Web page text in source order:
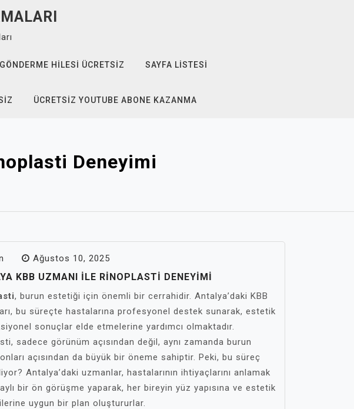
HILESI ÜCRETSIZ SAYFA LISTESI
ÜCRETSIZ YOUTUBE ABONE KAZANMA
Deneyimi
Ağustos 10, 2025
KBB UZMANI İLE RINOPLASTI DENEYIMI
, burun estetiği için önemli bir cerrahidir. Antalya’daki KBB
bu süreçte hastalarına profesyonel destek sunarak, estetik
sonuçlar elde etmelerine yardımcı olmaktadır.
sadece görünüm açısından değil, aynı zamanda burun
açısından da büyük bir öneme sahiptir. Peki, bu süreç
Antalya’daki uzmanlar, hastalarının ihtiyaçlarını anlamak
bir ön görüşme yaparak, her bireyin yüz yapısına ve estetik
uygun bir plan oluştururlar.